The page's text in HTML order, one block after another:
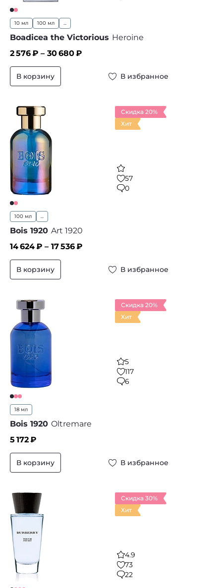
10 мл 100 мл ...
Boadicea the Victorious Heroine
2 576₽ – 30 680₽
В корзину В избранное
Скидка 20%
Хит
57
0
100 мл ...
Bois 1920 Art 1920
14 624₽ – 17 536₽
В корзину В избранное
Скидка 20%
Хит
5
117
6
18 мл
Bois 1920 Oltremare
5 172₽
В корзину В избранное
Скидка 30%
Хит
4.9
73
22